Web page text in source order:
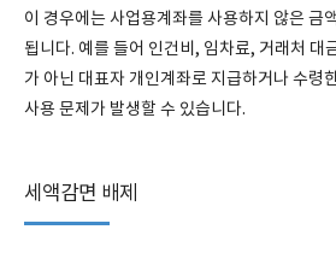
이 경우에는 사업용계좌를 사용하지 않은 금
됩니다. 예를 들어 인건비, 임차료, 거래처 대
가 아닌 대표자 개인계좌로 지급하거나 수령
사용 문제가 발생할 수 있습니다.
세액감면 배제